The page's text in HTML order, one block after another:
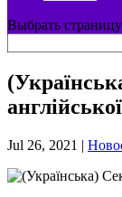
Выбрать страницу
Jul 26, 2021 |